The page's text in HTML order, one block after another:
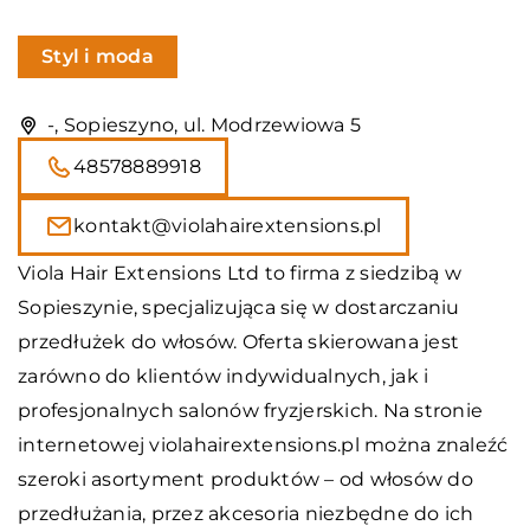
Styl i moda
-, Sopieszyno, ul. Modrzewiowa 5
48578889918
kontakt@violahairextensions.pl
Viola Hair Extensions Ltd to firma z siedzibą w
Sopieszynie, specjalizująca się w dostarczaniu
przedłużek do włosów. Oferta skierowana jest
zarówno do klientów indywidualnych, jak i
profesjonalnych salonów fryzjerskich. Na stronie
internetowej violahairextensions.pl można znaleźć
szeroki asortyment produktów – od włosów do
przedłużania, przez akcesoria niezbędne do ich